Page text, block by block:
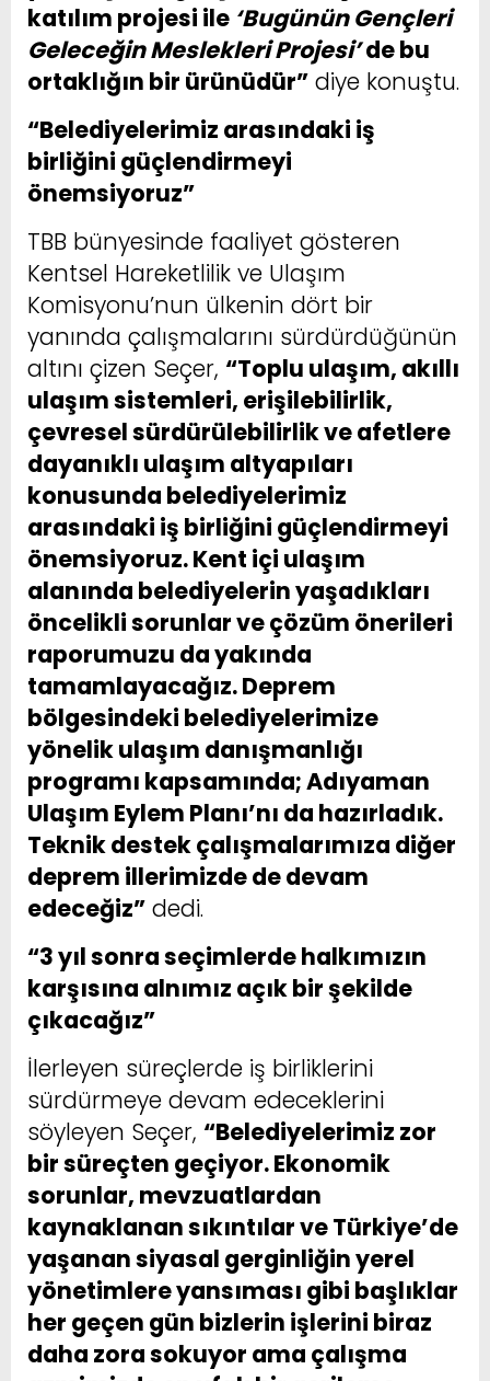
katılım projesi ile ‘Bugünün Gençleri
Geleceğin Meslekleri Projesi’de bu
ortaklığın bir ürünüdür” diye konuştu.
“Belediyelerimiz arasındaki iş
birliğini güçlendirmeyi
önemsiyoruz”
TBB bünyesinde faaliyet gösteren
Kentsel Hareketlilik ve Ulaşım
Komisyonu’nun ülkenin dört bir
yanında çalışmalarını sürdürdüğünün
altını çizen Seçer, “Toplu ulaşım, akıllı
ulaşım sistemleri, erişilebilirlik,
çevresel sürdürülebilirlik ve afetlere
dayanıklı ulaşım altyapıları
konusunda belediyelerimiz
arasındaki iş birliğini güçlendirmeyi
önemsiyoruz. Kent içi ulaşım
alanında belediyelerin yaşadıkları
öncelikli sorunlar ve çözüm önerileri
raporumuzu da yakında
tamamlayacağız. Deprem
bölgesindeki belediyelerimize
yönelik ulaşım danışmanlığı
programı kapsamında; Adıyaman
Ulaşım Eylem Planı’nı da hazırladık.
Teknik destek çalışmalarımıza diğer
deprem illerimizde de devam
edeceğiz” dedi.
“3 yıl sonra seçimlerde halkımızın
karşısına alnımız açık bir şekilde
çıkacağız”
İlerleyen süreçlerde iş birliklerini
sürdürmeye devam edeceklerini
söyleyen Seçer, “Belediyelerimiz zor
bir süreçten geçiyor. Ekonomik
sorunlar, mevzuatlardan
kaynaklanan sıkıntılar ve Türkiye’de
yaşanan siyasal gerginliğin yerel
yönetimlere yansıması gibi başlıklar
her geçen gün bizlerin işlerini biraz
daha zora sokuyor ama çalışma